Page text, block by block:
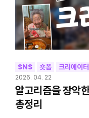
SNS 숏폼 크리에이터
2026. 04. 22
알고리즘을 장악
총정리